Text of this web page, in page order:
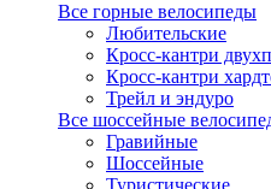
Все горные велосипеды
Любительские
Кросс-кантри
Кросс-кантри
Трейл и эндуро
Все шоссейные
Гравийные
Шоссейные